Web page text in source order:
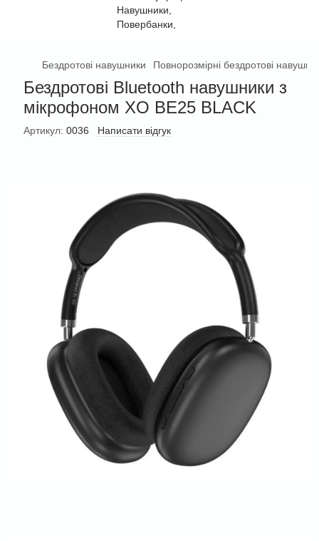
Бездротові навушники Повнорозмірні бездротові
Бездротові Bluetooth навушники з
мікрофоном XO BE25 BLACK
Артикул: 0036 Написати відгук